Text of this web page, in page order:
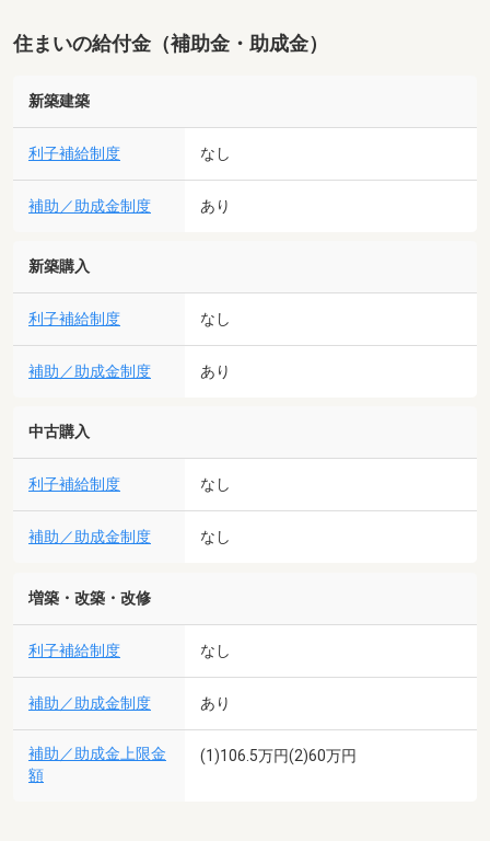
住まいの給付金（補助金・助成金）
新築建築
利子補給制度 なし
補助／助成金制度 あり
新築購入
利子補給制度 なし
補助／助成金制度 あり
中古購入
利子補給制度 なし
補助／助成金制度 なし
増築・改築・改修
利子補給制度 なし
補助／助成金制度 あり
補助／助成金上限金
額
(1)106.5万円(2)60万円